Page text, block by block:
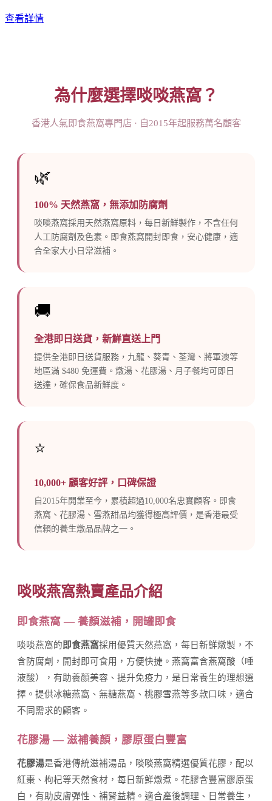
查看詳情
為什麼選擇啖啖燕窩？
香港人氣即食燕窩專門店 · 自2015年起服務萬名顧客
🌿
100% 天然燕窩，無添加防腐劑
啖啖燕窩採用天然燕窩原料，每日新鮮製作，不含任何
人工防腐劑及色素。即食燕窩開封即食，安心健康，適
合全家大小日常滋補。
🚚
全港即日送貨，新鮮直送上門
提供全港即日送貨服務，九龍、葵青、荃灣、將軍澳等
地區滿 $480 免運費。燉湯、花膠湯、月子餐均可即日
送達，確保食品新鮮度。
⭐
10,000+ 顧客好評，口碑保證
自2015年開業至今，累積超過10,000名忠實顧客。即食
燕窩、花膠湯、雪燕甜品均獲得極高評價，是香港最受
信賴的養生燉品品牌之一。
啖啖燕窩熱賣產品介紹
即食燕窩 — 養顏滋補，開罐即食
啖啖燕窩的 即食燕窩採用優質天然燕窩，每日新鮮燉製，不
含防腐劑，開封即可食用，方便快捷。燕窩富含燕窩酸（唾
液酸），有助養顏美容、提升免疫力，是日常養生的理想選
擇。提供冰糖燕窩、無糖燕窩、桃膠雪燕等多款口味，適合
不同需求的顧客。
花膠湯 — 滋補養顏，膠原蛋白豐富
花膠湯是香港傳統滋補湯品，啖啖燕窩精選優質花膠，配以
紅棗、枸杞等天然食材，每日新鮮燉煮。花膠含豐富膠原蛋
白，有助皮膚彈性、補腎益精。適合產後調理、日常養生，